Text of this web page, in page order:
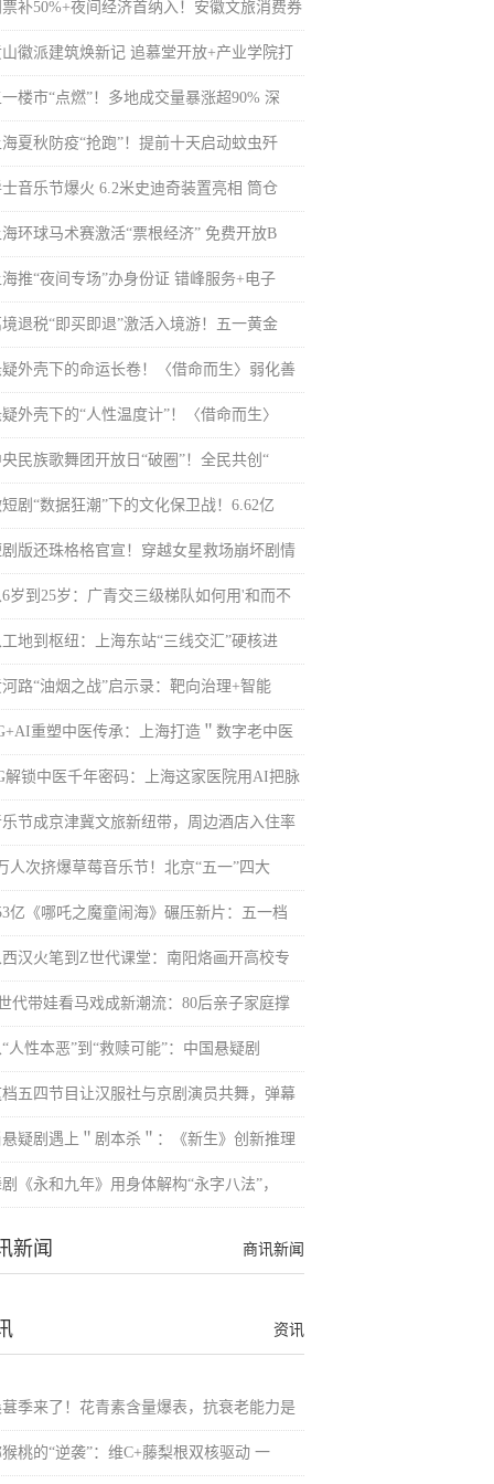
补50%+夜间经济首纳入！安徽文旅消费券
徽派建筑焕新记 追慕堂开放+产业学院打
楼市“点燃”！多地成交量暴涨超90% 深
夏秋防疫“抢跑”！提前十天启动蚊虫歼
音乐节爆火 6.2米史迪奇装置亮相 筒仓
环球马术赛激活“票根经济” 免费开放B
推“夜间专场”办身份证 错峰服务+电子
退税“即买即退”激活入境游！五一黄金
外壳下的命运长卷！〈借命而生〉弱化善
外壳下的“人性温度计”！〈借命而生〉
民族歌舞团开放日“破圈”！全民共创“
剧“数据狂潮”下的文化保卫战！6.62亿
版还珠格格官宣！穿越女星救场崩坏剧情
岁到25岁：广青交三级梯队如何用'和而不
地到枢纽：上海东站“三线交汇”硬核进
路“油烟之战”启示录：靶向治理+智能
重塑中医传承：上海打造＂数字老中医
解锁中医千年密码：上海这家医院用AI把脉
节成京津冀文旅新纽带，周边酒店入住率
人次挤爆草莓音乐节！北京“五一”四大
亿《哪吒之魔童闹海》碾压新片：五一档
汉火笔到Z世代课堂：南阳烙画开高校专
代带娃看马戏成新潮流：80后亲子家庭撑
人性本恶”到“救赎可能”：中国悬疑剧
五四节目让汉服社与京剧演员共舞，弹幕
疑剧遇上＂剧本杀＂：《新生》创新推理
《永和九年》用身体解构“永字八法”，
商讯新闻
新闻
资讯
季来了！花青素含量爆表，抗衰老能力是
桃的“逆袭”：维C+藤梨根双核驱动 一